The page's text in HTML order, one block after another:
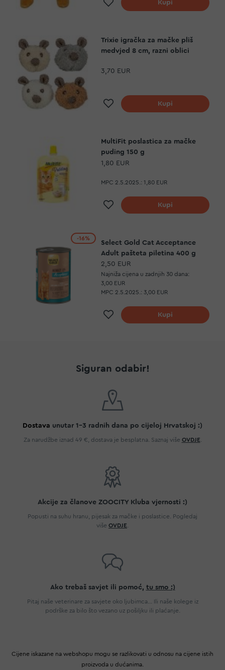
Kupi
Trixie igračka za mačke pliš
medvjed 8 cm, razni oblici
3,70 EUR
Dodaj na listu želja
Kupi
MultiFit poslastica za mačke
puding 150 g
1,80 EUR
MPC 2.5.2025.: 1,80 EUR
Dodaj na listu želja
Kupi
-16%
Select Gold Cat Acceptance
Adult pašteta piletina 400 g
2,50 EUR
Najniža cijena u zadnjih 30 dana:
3,00 EUR
MPC 2.5.2025.: 3,00 EUR
Dodaj na listu želja
Kupi
Siguran odabir!
Dostava unutar 1-3 radnih dana po cijeloj Hrvatskoj :)
Za narudžbe iznad 49 €, dostava je besplatna. Saznaj više OVDJE
Akcije za članove ZOOCITY Kluba vjernosti :)
Popusti na suhu hranu, pijesak za mačke i poslastice. Pogledaj
više OVDJE
Ako trebaš savjet ili pomoć, tu smo :)
Pitaj naše veterinare za savjete oko ljubimca... Ili naše kolege iz
podrške za bilo što vezano uz pošiljku ili plaćanje.
Cijene iskazane na webshopu mogu se razlikovati u odnosu na cijene istih
proizvoda u dućanima.